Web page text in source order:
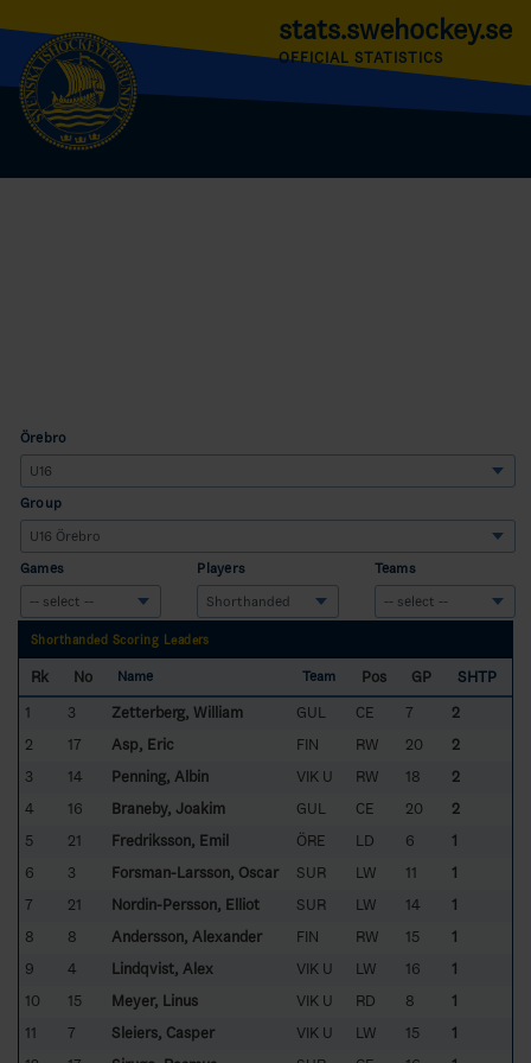
stats.swehockey.se
OFFICIAL STATISTICS
Örebro
Group
Games Players Teams
Shorthanded Scoring Leaders
Rk No Name Team Pos GP
SHTP
1
3 Zetterberg, William GUL CE 7
2
2
17 Asp, Eric FIN RW 20
2
3
14 Penning, Albin VIK U RW 18
2
4
16 Braneby, Joakim GUL CE 20
2
5
21 Fredriksson, Emil ÖRE LD 6
1
6
3 Forsman-Larsson, Oscar SUR LW 11
1
7
21 Nordin-Persson, Elliot SUR LW 14
1
8
8 Andersson, Alexander FIN RW 15
1
9
4 Lindqvist, Alex VIK U LW 16
1
10
15 Meyer, Linus VIK U RD 8
1
11
7 Sleiers, Casper VIK U LW 15
1